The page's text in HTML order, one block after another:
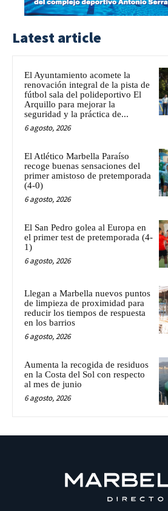
Latest article
El Ayuntamiento acomete la
renovación integral de la pista de
fútbol sala del polideportivo El
Arquillo para mejorar la
seguridad y la práctica de...
6 agosto, 2026
El Atlético Marbella Paraíso
recoge buenas sensaciones del
primer amistoso de pretemporada
(4-0)
6 agosto, 2026
El San Pedro golea al Europa en
el primer test de pretemporada (4-
1)
6 agosto, 2026
Llegan a Marbella nuevos puntos
de limpieza de proximidad para
reducir los tiempos de respuesta
en los barrios
6 agosto, 2026
Aumenta la recogida de residuos
en la Costa del Sol con respecto
al mes de junio
6 agosto, 2026